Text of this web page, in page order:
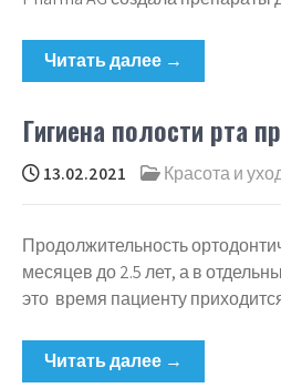
Читать далее →
Гигиена полости рта
13.02.2021 Красота и
Продолжительность
месяцев до 2.5 лет, а в
это время пациенту
Читать далее →